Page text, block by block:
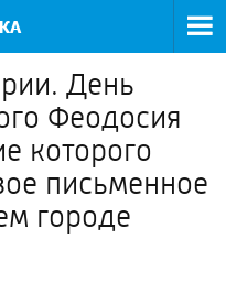
День
Феодосия
которого
письменное
городе